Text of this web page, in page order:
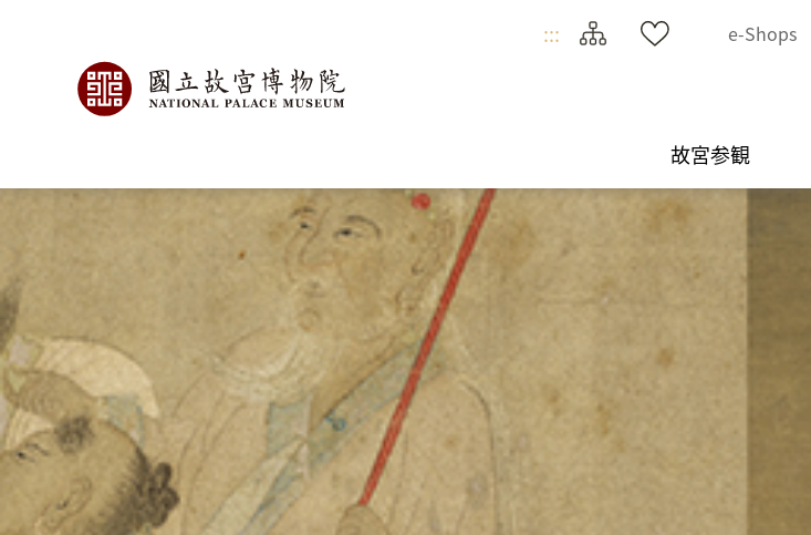
::: e-Shops
故宮参観